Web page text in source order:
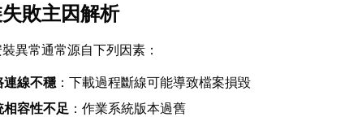
敗主因解析
異常通常源自下列因素：
連線不穩 ：下載過程斷線可能導致檔案損毀
相容性不足 ：作業系統版本過舊